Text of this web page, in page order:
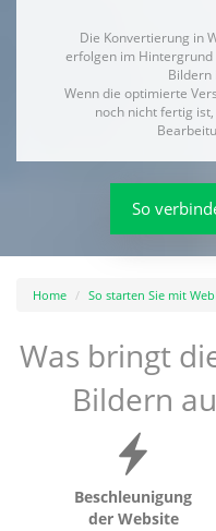
Die Konvertierung in
erfolgen im Hintergrund
Bildern
Wenn die optimierte
noch nicht fertig
So
Home So starten Sie mit
Was bringt
Bildern
Beschleunigung
der Website